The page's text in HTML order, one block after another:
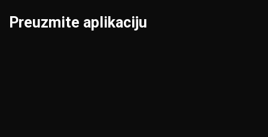
Preuzmite aplikaciju